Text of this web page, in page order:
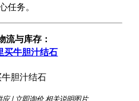
任务。
流与库存：
买牛胆汁结石
| 立即询价 相关说明图片